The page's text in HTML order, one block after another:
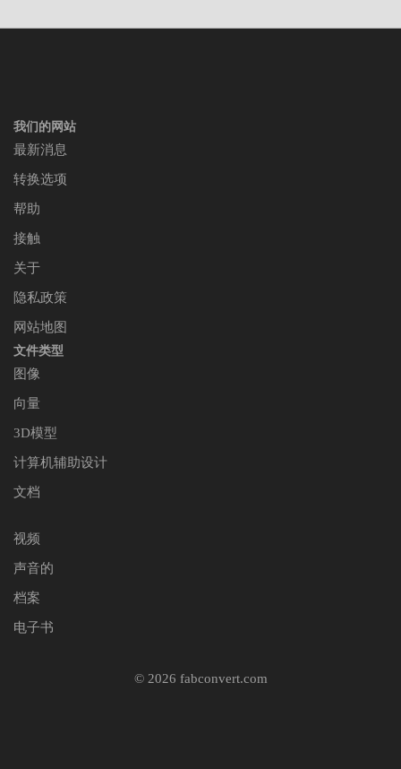
我们的网站
最新消息
转换选项
帮助
接触
关于
隐私政策
网站地图
文件类型
图像
向量
3D模型
计算机辅助设计
文档
视频
声音的
档案
电子书
© 2026 fabconvert.com